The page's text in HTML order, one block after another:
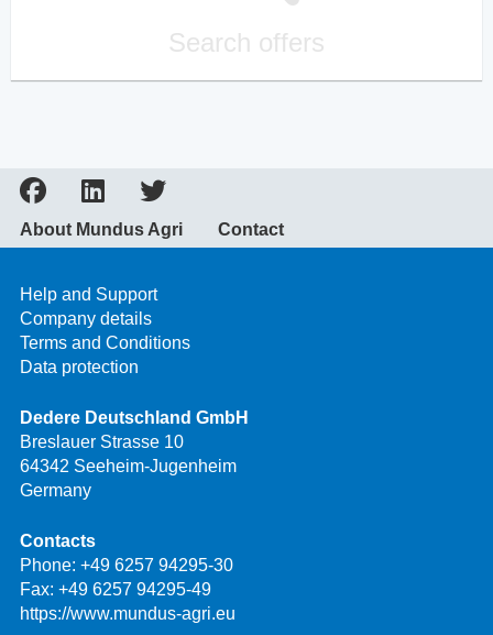
Search offers
About Mundus Agri Contact
Help and Support
Company details
Terms and Conditions
Data protection
Dedere Deutschland GmbH
Breslauer Strasse 10
64342 Seeheim-Jugenheim
Germany
Contacts
Phone: +49 6257 94295-30
Fax: +49 6257 94295-49
https://www.mundus-agri.eu